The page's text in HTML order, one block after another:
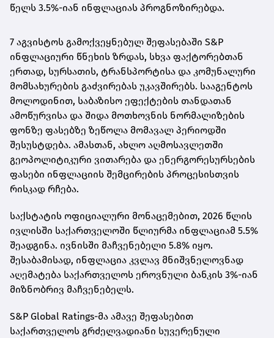
წელს 3.5%-იან ინფლაციას პროგნოზირებდა.
7 აგვისტოს გამოქვეყნებულ შეფასებაში S&P
ინფლაციური წნეხის ზრდას, სხვა ფაქტორებთან
ერთად, სურსათის, ტრანსპორტისა და კომუნალური
მომსახურების გაძვირებას უკავშირებს. სააგენტოს
მოლოდინით, საბაზისო ეფექტების თანდათან
ამოწურვისა და შიდა მოთხოვნის ნორმალიზების
ფონზე ფასებზე ზეწოლა მომავალ პერიოდში
შესუსტდება. ამასთან, ახლო აღმოსავლეთში
გეოპოლიტიკური ვითარება და ენერგორესურსების
ფასები ინფლაციის შემცირების პროცესისთვის
რისკად რჩება.
საქსტატის ოფიციალური მონაცემებით, 2026 წლის
ივლისში საქართველოში წლიურმა ინფლაციამ 5.5%
შეადგინა. ივნისში მაჩვენებელი 5.8% იყო.
შესაბამისად, ინფლაცია კვლავ მნიშვნელოვნად
აღემატება საქართველოს ეროვნული ბანკის 3%-იან
მიზნობრივ მაჩვენებელს.
S&P Global Ratings-მა ამავე შეფასებით
საქართველოს გრძელვადიანი სუვერენული